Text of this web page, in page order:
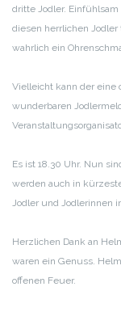
dritte Jodler.
diesen herrlichen
wahrlich ein
Vielleicht kann der eine
wunderbaren
Es ist 18.30 Uhr. Nun
werden auch in
Jodler und Jodlerinnen
Herzlichen Dank an
waren ein Genuss.
offenen Feuer.